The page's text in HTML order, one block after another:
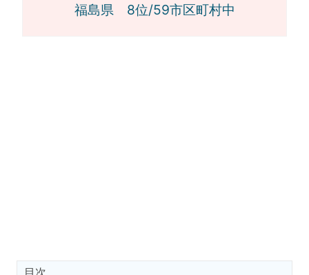
福島県 8位/59市区町村中